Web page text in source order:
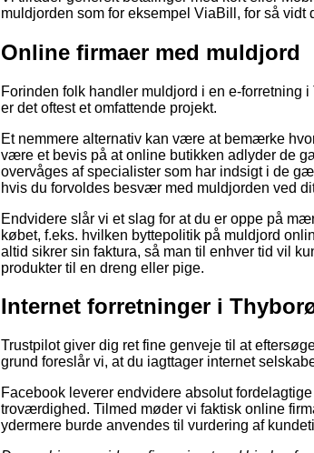
muldjorden som for eksempel ViaBill, for så
Online firmaer med muldjord
Forinden folk handler muldjord i en e-
er det oftest et omfattende projekt.
Et nemmere alternativ kan være at bemærke
være et bevis på at online butikken adlyder de
overvåges af specialister som har indsigt i de
hvis du forvoldes besvær med muldjorden ved
Endvidere slår vi et slag for at du er oppe på
købet, f.eks. hvilken byttepolitik på muldjord
altid sikrer sin faktura, så man til enhver tid vil
produkter til en dreng eller pige.
Internet forretninger i
Trustpilot giver dig ret fine genveje til at
grund foreslår vi, at du iagttager internet
Facebook leverer endvidere absolut
troværdighed. Tilmed møder vi faktisk online
ydermere burde anvendes til vurdering af